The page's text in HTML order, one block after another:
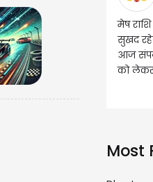
राशि वालों आपके दिन की शुरुआत
रहेगी। काफी समय से रुका हुआ
संपन्न हो सकता है। युवा वर्ग
लेकर चिंतित नजर आएंगे।
Most